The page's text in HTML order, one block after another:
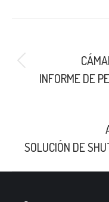
ENTRE
PUBLICACIONES
INFORME DE
SOLUCIÓN DE